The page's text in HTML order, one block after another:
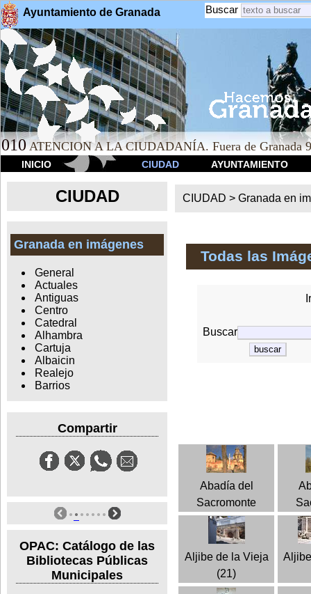
Ayuntamiento de Granada Buscar
010 ATENCION A LA CIUDADANÍA. Fuera de Granada
INICIO CIUDAD AYUNTAMIENTO
CIUDAD
Granada en imágenes
General
Actuales
Antiguas
Centro
Catedral
Alhambra
Cartuja
Albaicin
Realejo
Barrios
Compartir
OPAC: Catálogo de las
Bibliotecas Públicas
Municipales
CIUDAD >Granada en
Todas las
Buscar
Abadía del
Sacromonte
Aljibe de la Vieja
(21)